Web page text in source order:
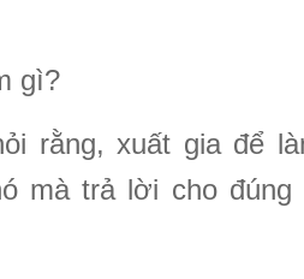
gì?
rằng, xuất gia để
mà trả lời cho